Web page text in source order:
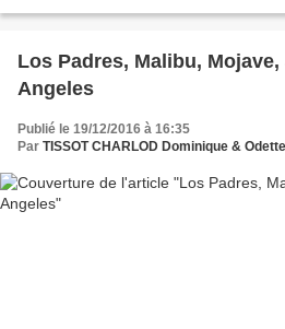
Los Padres, Malibu,
Angeles
Publié le 19/12/2016 à 16:35
Par TISSOT CHARLOD Dominique & Odette